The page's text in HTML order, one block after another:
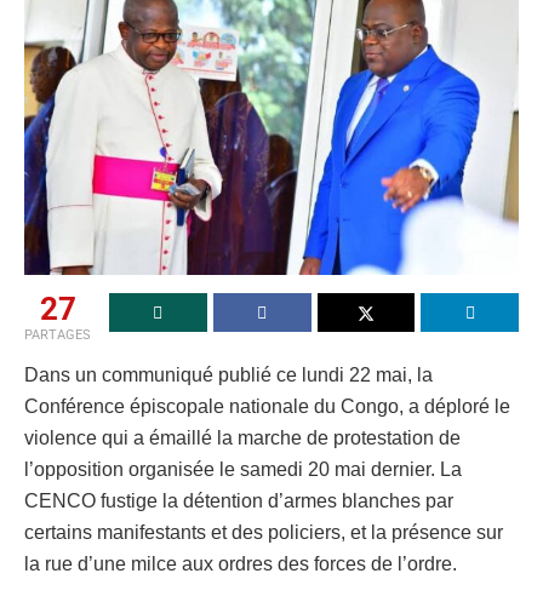
27
PARTAGES
Dans un communiqué publié ce lundi 22 mai, la
Conférence épiscopale nationale du Congo, a déploré le
violence qui a émaillé la marche de protestation de
l’opposition organisée le samedi 20 mai dernier. La
CENCO fustige la détention d’armes blanches par
certains manifestants et des policiers, et la présence sur
la rue d’une milce aux ordres des forces de l’ordre.